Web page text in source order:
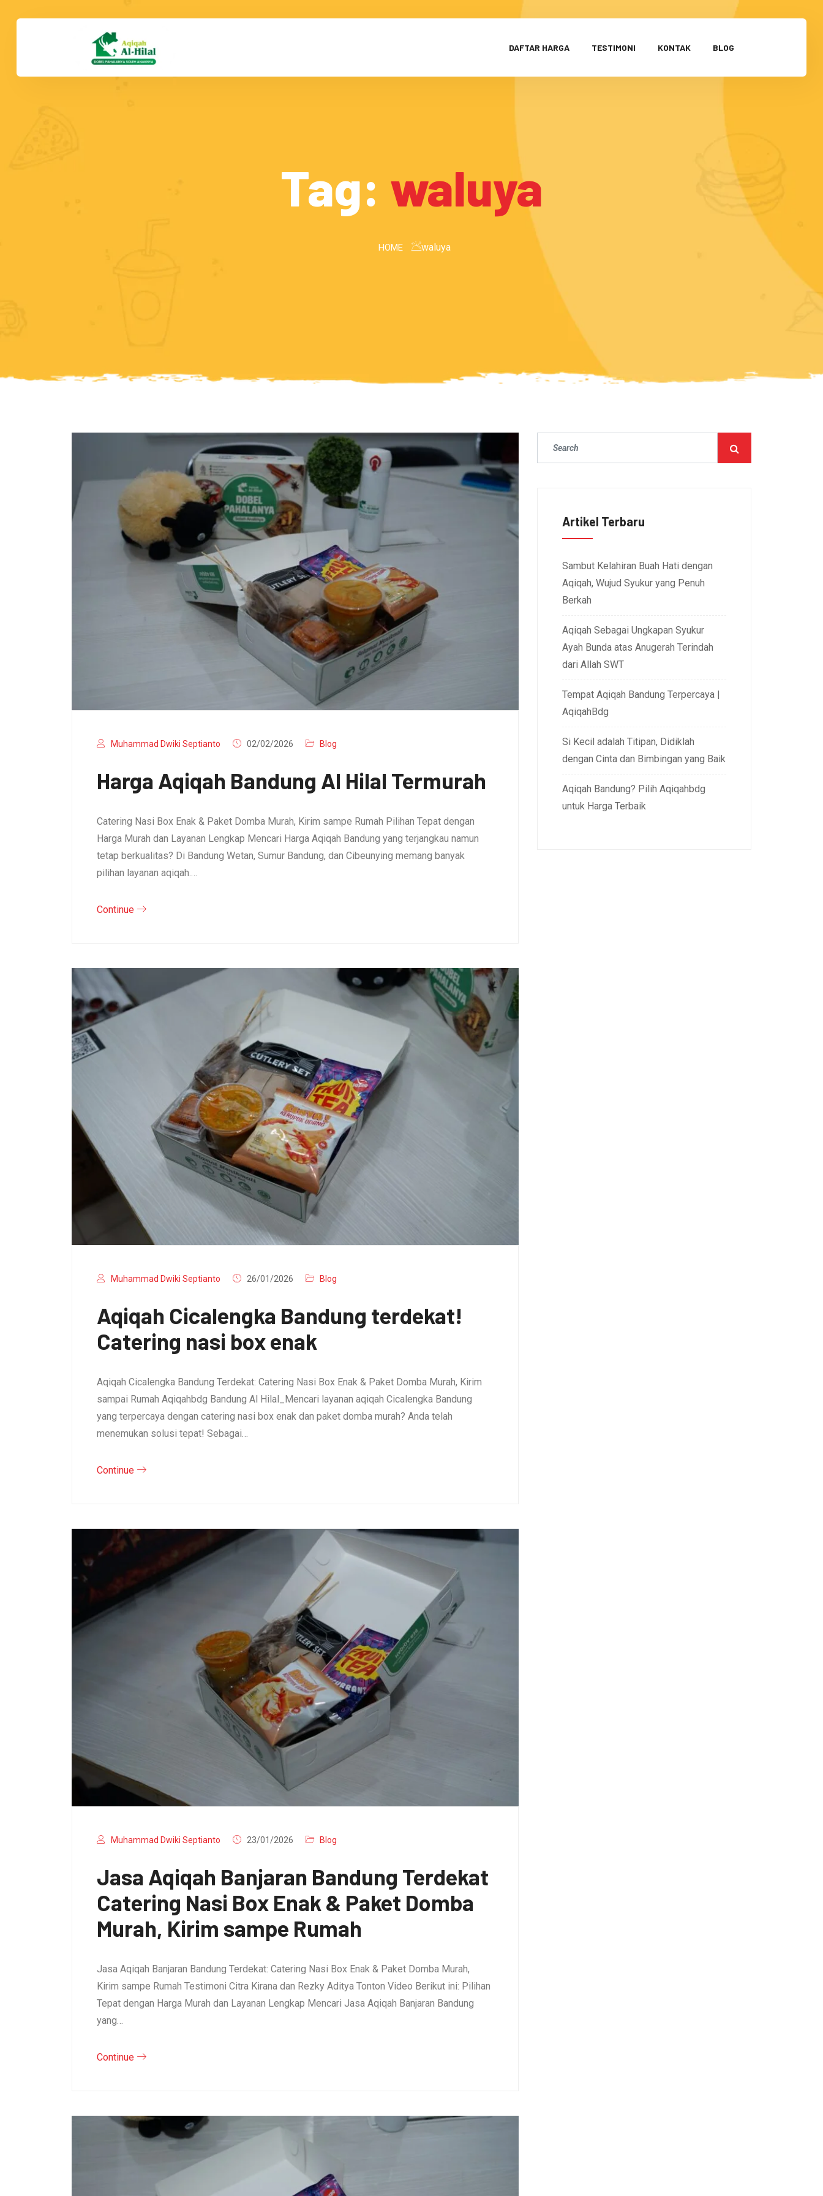
DAFTAR HARGA TESTIMONI KONTAK BLOG
Tag: waluya
HOME waluya
Muhammad Dwiki Septianto 02/02/2026 Blog
Harga Aqiqah Bandung Al Hilal Termurah
Catering Nasi Box Enak & Paket Domba Murah, Kirim sampe Rumah Pilihan Tepat dengan
Harga Murah dan Layanan Lengkap Mencari Harga Aqiqah Bandung yang terjangkau namun
tetap berkualitas? Di Bandung Wetan, Sumur Bandung, dan Cibeunying memang banyak
pilihan layanan aqiqah.…
Continue
Muhammad Dwiki Septianto 26/01/2026 Blog
Aqiqah Cicalengka Bandung terdekat!
Catering nasi box enak
Aqiqah Cicalengka Bandung Terdekat: Catering Nasi Box Enak & Paket Domba Murah, Kirim
sampai Rumah Aqiqahbdg Bandung Al Hilal_Mencari layanan aqiqah Cicalengka Bandung
yang terpercaya dengan catering nasi box enak dan paket domba murah? Anda telah
menemukan solusi tepat! Sebagai…
Continue
Muhammad Dwiki Septianto 23/01/2026 Blog
Jasa Aqiqah Banjaran Bandung Terdekat
Catering Nasi Box Enak & Paket Domba
Murah, Kirim sampe Rumah
Jasa Aqiqah Banjaran Bandung Terdekat: Catering Nasi Box Enak & Paket Domba Murah,
Kirim sampe Rumah Testimoni Citra Kirana dan Rezky Aditya Tonton Video Berikut ini: Pilihan
Tepat dengan Harga Murah dan Layanan Lengkap Mencari Jasa Aqiqah Banjaran Bandung
yang…
Continue
Artikel Terbaru
Sambut Kelahiran Buah Hati dengan
Aqiqah, Wujud Syukur yang Penuh
Berkah
Aqiqah Sebagai Ungkapan Syukur
Ayah Bunda atas Anugerah Terindah
dari Allah SWT
Tempat Aqiqah Bandung Terpercaya |
AqiqahBdg
Si Kecil adalah Titipan, Didiklah
dengan Cinta dan Bimbingan yang Baik
Aqiqah Bandung? Pilih Aqiqahbdg
untuk Harga Terbaik